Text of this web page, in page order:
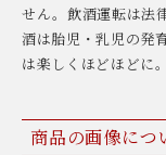
せん。飲酒運転は法
酒は胎児・乳児の発
は楽しくほどほどに。
商品の画像につ